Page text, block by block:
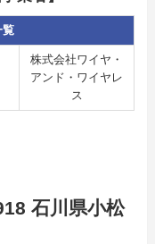
覧
株式会社ワイヤ・
アンド・ワイヤレ
ス
石川県小松